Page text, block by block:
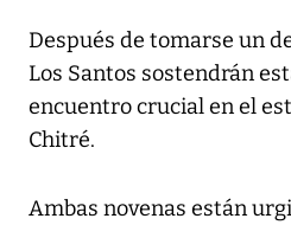
Después de tomarse un
Los Santos sostendrán
encuentro crucial en el
Chitré.
Ambas novenas están